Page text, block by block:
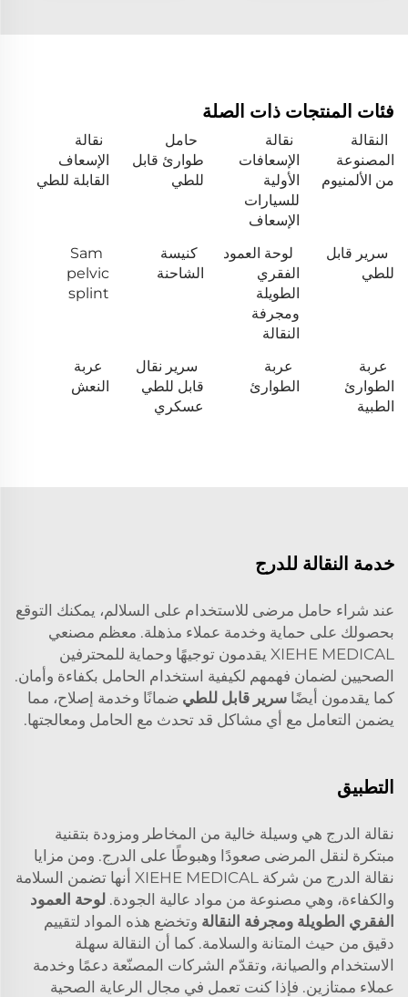
فئات المنتجات ذات الصلة
النقالة
المصنوعة
من الألمنيوم
نقالة
الإسعافات
الأولية
للسيارات
الإسعاف
حامل
طوارئ قابل
للطي
نقالة
الإسعاف
القابلة للطي
سرير قابل
للطي
لوحة العمود
الفقري
الطويلة
ومجرفة
النقالة
كنيسة
الشاحنة
Sam
pelvic
splint
عربة
الطوارئ
الطبية
عربة
الطوارئ
سرير نقال
قابل للطي
عسكري
عربة
النعش
خدمة النقالة للدرج
عند شراء حامل مرضى للاستخدام على السلالم، يمكنك التوقع
بحصولك على حماية وخدمة عملاء مذهلة. معظم مصنعي
XIEHE MEDICAL يقدمون توجيهًا وحماية للمحترفين
الصحيين لضمان فهمهم لكيفية استخدام الحامل بكفاءة وأمان.
كما يقدمون أيضًا سرير قابل للطي ضمانًا وخدمة إصلاح، مما
يضمن التعامل مع أي مشاكل قد تحدث مع الحامل ومعالجتها.
التطبيق
نقالة الدرج هي وسيلة خالية من المخاطر ومزودة بتقنية
مبتكرة لنقل المرضى صعودًا وهبوطًا على الدرج. ومن مزايا
نقالة الدرج من شركة XIEHE MEDICAL أنها تضمن السلامة
والكفاءة، وهي مصنوعة من مواد عالية الجودة. لوحة العمود
الفقري الطويلة ومجرفة النقالة وتخضع هذه المواد لتقييم
دقيق من حيث المتانة والسلامة. كما أن النقالة سهلة
الاستخدام والصيانة، وتقدّم الشركات المصنّعة دعمًا وخدمة
عملاء ممتازين. فإذا كنت تعمل في مجال الرعاية الصحية